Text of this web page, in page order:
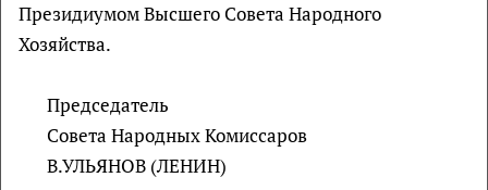
Президиумом Высшего Совета Народного
Хозяйства.
Председатель
Совета Народных Комиссаров
В.УЛЬЯНОВ (ЛЕНИН)